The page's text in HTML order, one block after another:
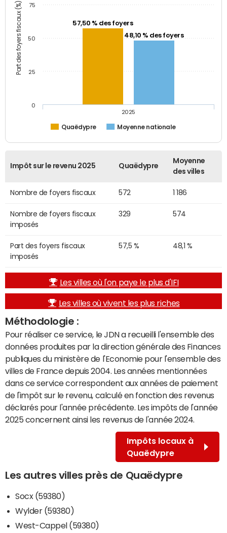
Part des foyers fiscaux (%)
57,50 % des foyers
48,10 % des foyers
Quaëdypre Moyenne nationale
2025
0
25
50
75
Impôt sur le revenu 2025 Quaëdypre
Moyenne
des villes
Nombre de foyers fiscaux 572 1 186
Nombre de foyers fiscaux
imposés
329 574
Part des foyers fiscaux
imposés
57,5 % 48,1 %
Les villes où l'on paye le plus d'IFI
Les villes où vivent les plus riches
Méthodologie :
Pour réaliser ce service, le JDN a recueilli l'ensemble des
données produites par la direction générale des Finances
publiques du ministère de l'Economie pour l'ensemble des
villes de France depuis 2004. Les années mentionnées
dans ce service correspondent aux années de paiement
de l'impôt sur le revenu, calculé en fonction des revenus
déclarés pour l'année précédente. Les impôts de l'année
2025 concernent ainsi les revenus de l'année 2024.
Impôts locaux à
Quaëdypre
Les autres villes près de Quaëdypre
Socx (59380)
Wylder (59380)
West-Cappel (59380)